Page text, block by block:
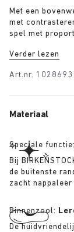
Met een
met
spel met
en ons
Verder lezen
Art.nr. 1028693
Materiaal
Speciale functie:
Bij
de buitenste
zacht nappaleer
Binnenzool:
De